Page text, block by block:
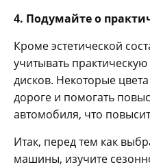
4. Подумайте о
Кроме эстетической
учитывать
дисков. Некоторые
дороге и помогать
автомобиля, что
Итак, перед тем как
машины, изучите